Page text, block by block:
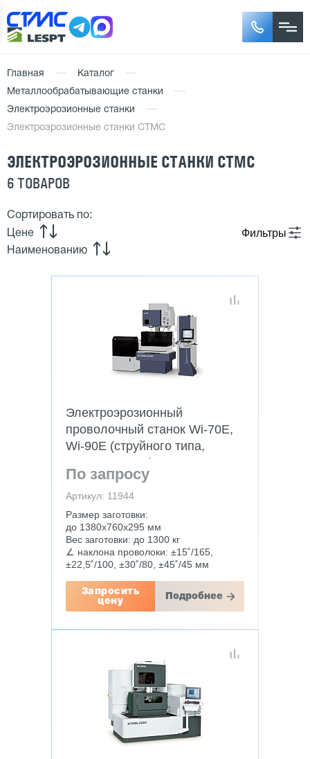
Главная
Каталог
Металлообрабатывающие станки
Электроэрозионные станки
Электроэрозионные станки СТМС
ЭЛЕКТРОЭРОЗИОННЫЕ СТАНКИ СТМС
6 ТОВАРОВ
Фильтры
Сортировать по:
Цене
Наименованию
Электроэрозионный
проволочный станок Wi-70E,
Wi-90E (струйного типа,
сервопривода)
По запросу
Артикул: 11944
Размер заготовки:
до 1380х760х295 мм
Вес заготовки: до 1300 кг
∠ наклона проволоки: ±15˚/165,
±22,5˚/100, ±30˚/80, ±45˚/45 мм
Запросить
цену
Подробнее